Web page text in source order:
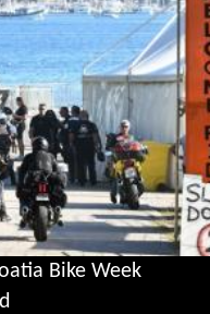
Bike Week